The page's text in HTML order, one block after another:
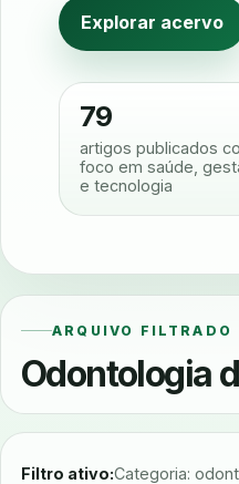
Explorar acervo
79
artigos publicados
foco em saúde,
e tecnologia
ARQUIVO FILTRADO
Odontologia
Filtro ativo:Categoria: